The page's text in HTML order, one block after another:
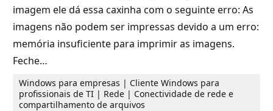
imagem ele dá essa caxinha com o seguinte erro: As
imagens não podem ser impressas devido a um erro:
memória insuficiente para imprimir as imagens.
Feche…
Windows para empresas | Cliente Windows para
profissionais de TI | Rede | Conectividade de rede e
compartilhamento de arquivos